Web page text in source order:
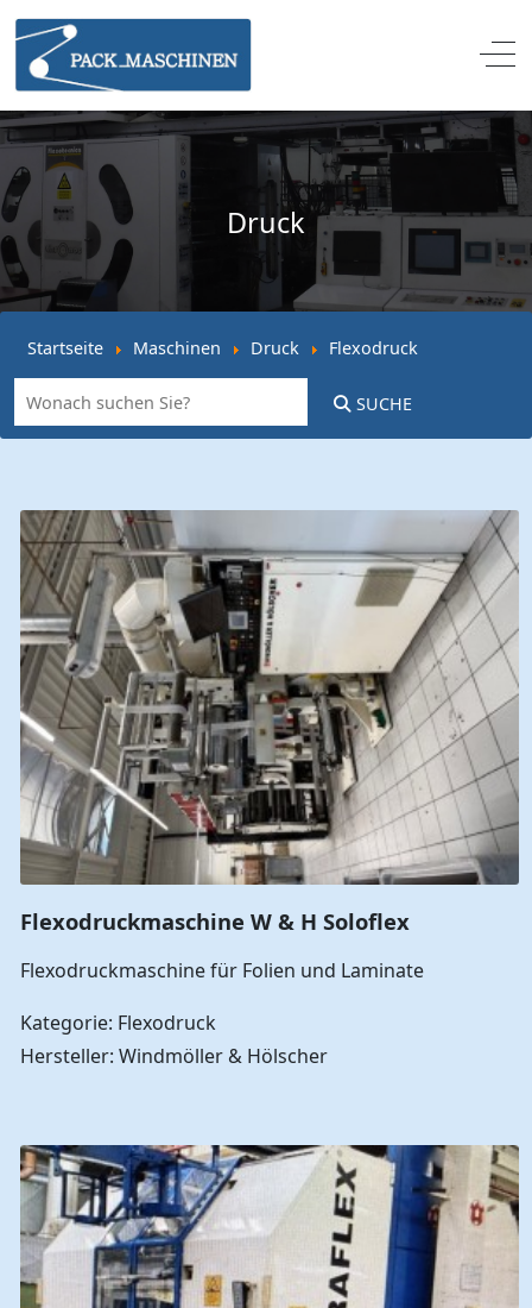
Druck
Startseite Maschinen Druck Flexodruck
SUCHE
Flexodruckmaschine W & H Soloflex
Flexodruckmaschine für Folien und Laminate
Kategorie: Flexodruck
Hersteller: Windmöller & Hölscher